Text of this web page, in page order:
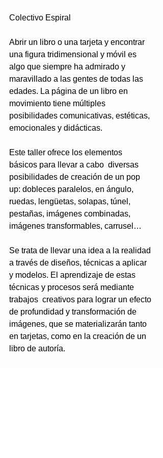
Colectivo Espiral
Abrir un libro o una tarjeta y encontrar
una figura tridimensional y móvil es
algo que siempre ha admirado y
maravillado a las gentes de todas las
edades. La página de un libro en
movimiento tiene múltiples
posibilidades comunicativas, estéticas,
emocionales y didácticas.
Este taller ofrece los elementos
básicos para llevar a cabo  diversas
posibilidades de creación de un pop
up: dobleces paralelos, en ángulo,
ruedas, lengüetas, solapas, túnel,
pestañas, imágenes combinadas,
imágenes transformables, carrusel…
Se trata de llevar una idea a la realidad
a través de diseños, técnicas a aplicar
y modelos. El aprendizaje de estas
técnicas y procesos será mediante
trabajos  creativos para lograr un efecto
de profundidad y transformación de
imágenes, que se materializarán tanto
en tarjetas, como en la creación de un
libro de autoría.